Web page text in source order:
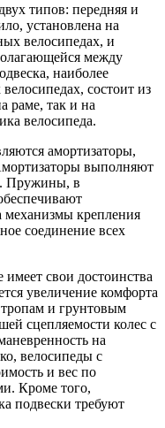
типов: передняя и
установлена на
велосипедах, и
между
наиболее
состоит из
раме, так и на
велосипеда.
амортизаторы,
выполняют
Пружины, в
механизмы крепления
соединение всех
свои достоинства
увеличение комфорта
и грунтовым
сцепляемости колес с
на
велосипеды с
и вес по
Кроме того,
подвески требуют